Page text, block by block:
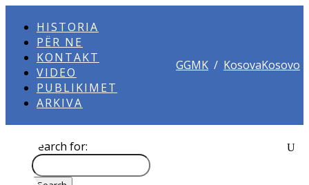
HISTORIA
PËR NE
KONTAKT
VIDEO
PUBLIKIMET
ARKIVA
GGMK / KosovaKosovo
Search for: